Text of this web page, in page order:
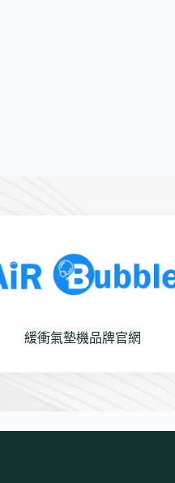
緩衝氣墊機品牌官網